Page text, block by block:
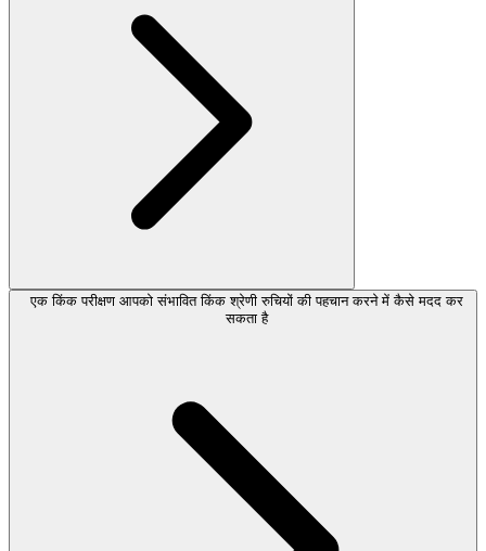
एक किंक परीक्षण आपको संभावित किंक श्रेणी रुचियों की पहचान करने में कैसे मदद कर
सकता है